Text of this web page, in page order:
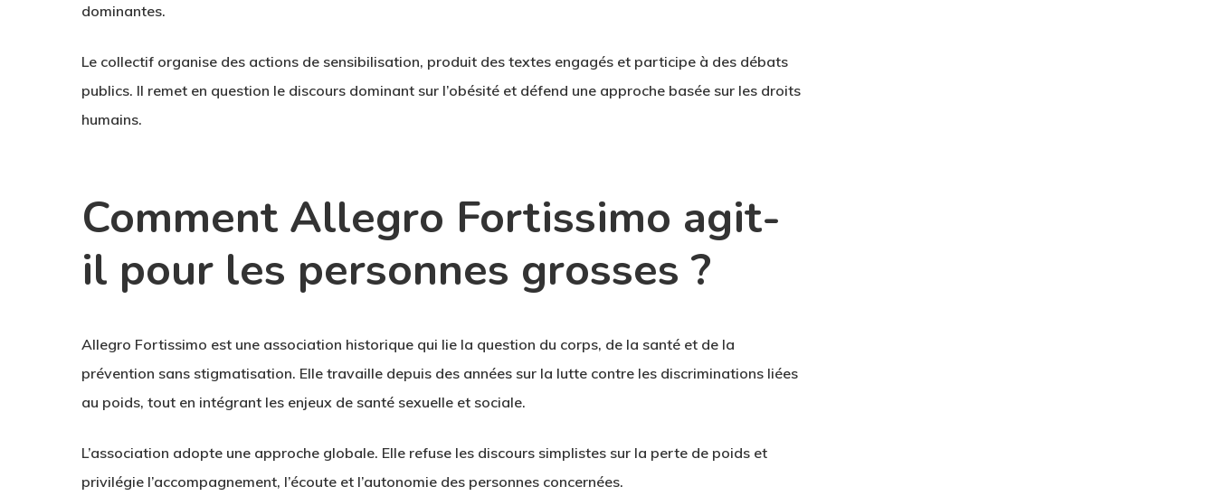
dominantes.
Le collectif organise des actions de sensibilisation, produit des textes engagés et participe à des débats
publics. Il remet en question le discours dominant sur l’obésité et défend une approche basée sur les droits
humains.
Comment Allegro Fortissimo agit-
il pour les personnes grosses ?
Allegro Fortissimo est une association historique qui lie la question du corps, de la santé et de la
prévention sans stigmatisation. Elle travaille depuis des années sur la lutte contre les discriminations liées
au poids, tout en intégrant les enjeux de santé sexuelle et sociale.
L’association adopte une approche globale. Elle refuse les discours simplistes sur la perte de poids et
privilégie l’accompagnement, l’écoute et l’autonomie des personnes concernées.